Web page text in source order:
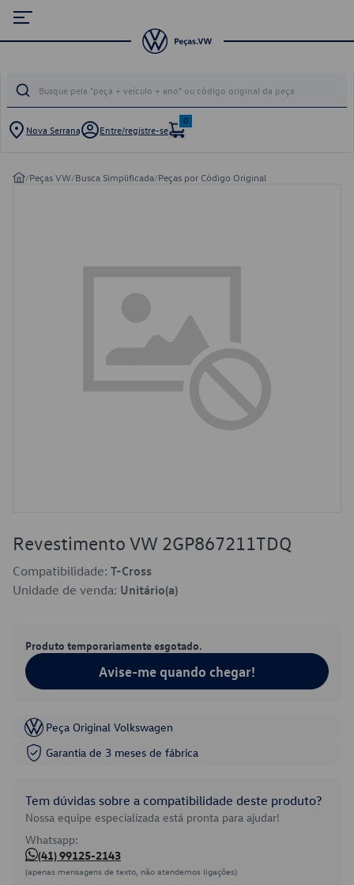
Nova Serrana Entre/registre-se
0
/Peças VW/Busca Simplificada/Peças por Código Original
Revestimento VW 2GP867211TDQ
Compatibilidade: T-Cross
Unidade de venda: Unitário(a)
Produto temporariamente esgotado.
Avise-me quando chegar!
Peça Original Volkswagen
Garantia de 3 meses de fábrica
Tem dúvidas sobre a compatibilidade deste produto?
Nossa equipe especializada está pronta para ajudar!
Whatsapp:
(41) 99125-2143
(apenas mensagens de texto, não atendemos ligações)